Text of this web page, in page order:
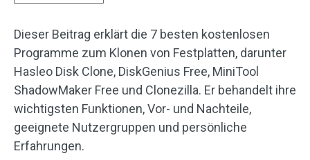
Dieser Beitrag erklärt die 7 besten kostenlosen
Programme zum Klonen von Festplatten, darunter
Hasleo Disk Clone, DiskGenius Free, MiniTool
ShadowMaker Free und Clonezilla. Er behandelt ihre
wichtigsten Funktionen, Vor- und Nachteile,
geeignete Nutzergruppen und persönliche
Erfahrungen.